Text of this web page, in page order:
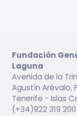
Fundación
Laguna
Avenida de la
Agustín Arévalo,
Tenerife - Islas
(+34)922 319 200